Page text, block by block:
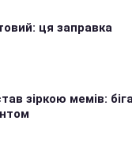
ця заправка
зіркою мемів: